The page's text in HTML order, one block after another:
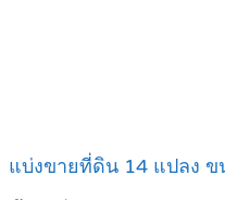
แบ่งขายที่ดิน 14 แปลง ข